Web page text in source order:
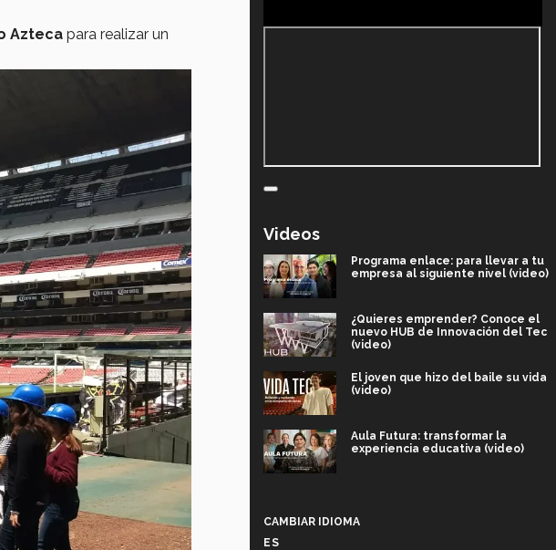
Azteca para realizar un
Videos
Programa enlace: para llevar a tu
empresa al siguiente nivel (video)
¿Quieres emprender? Conoce el
nuevo HUB de Innovación del Tec
(video)
El joven que hizo del baile su vida
(video)
Aula Futura: transformar la
experiencia educativa (video)
CAMBIAR IDIOMA
ES